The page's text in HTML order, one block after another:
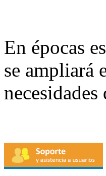
En épocas
se ampliará